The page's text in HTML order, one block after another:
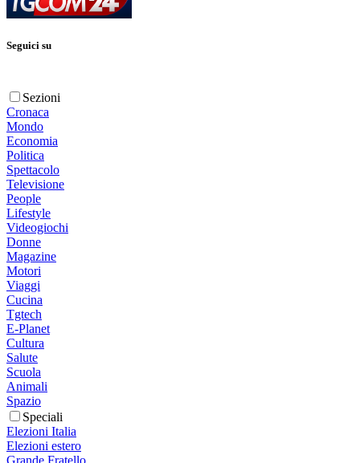
Seguici su
Sezioni
Cronaca
Mondo
Economia
Politica
Spettacolo
Televisione
People
Lifestyle
Videogiochi
Donne
Magazine
Motori
Viaggi
Cucina
Tgtech
E-Planet
Cultura
Salute
Scuola
Animali
Spazio
Speciali
Elezioni Italia
Elezioni estero